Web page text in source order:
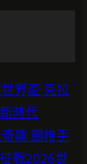
界盃 克拉
時代
蹟 頸椎手
戰2026世